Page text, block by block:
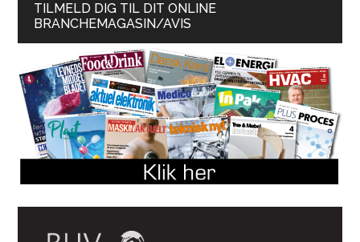
TILMELD DIG TIL DIT ONLINE
BRANCHEMAGASIN/AVIS